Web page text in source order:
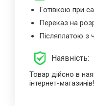
Готівкою при
Переказ на
Післяплатою з
Наявність:
Товар дійсно в
інтернет-магазинів!